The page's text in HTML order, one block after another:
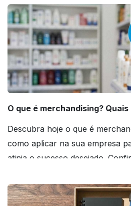
O que é merchandising?
Descubra hoje o que é
como aplicar na sua empresa
atinja o sucesso desejado.